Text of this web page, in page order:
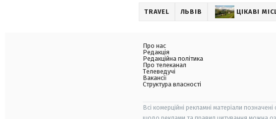
TRAVEL ЛЬВІВ ЦІКАВІ
Про нас
Редакція
Редакційна політика
Про телеканал
Телеведучі
Вакансії
Структура власності
Всі комерційні рекламні матеріали